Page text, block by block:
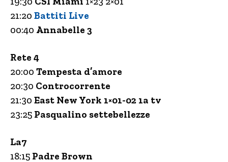
21:20 Battiti Live
00:40 Annabelle 3
Rete 4
20:00 Tempesta d’amore
20:30 Controcorrente
21:30 East New York 1×01-02 1a tv
23:25 Pasqualino settebellezze
La7
18:15 Padre Brown